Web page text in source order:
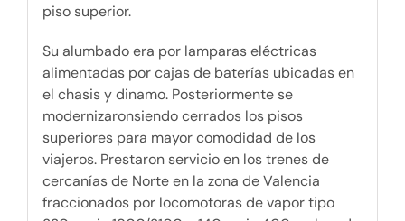
piso superior.
Su alumbado era por lamparas eléctricas
alimentadas por cajas de baterías ubicadas en
el chasis y dinamo. Posteriormente se
modernizaronsiendo cerrados los pisos
superiores para mayor comodidad de los
viajeros. Prestaron servicio en los trenes de
cercanías de Norte en la zona de Valencia
fraccionados por locomotoras de vapor tipo